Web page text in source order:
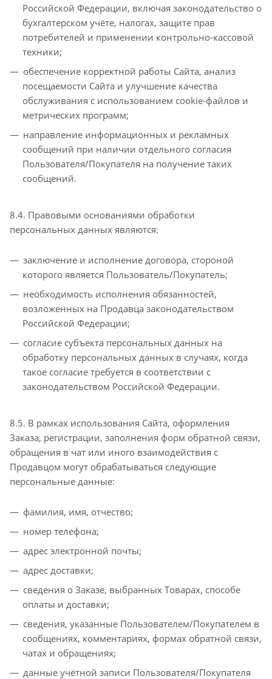
Российской Федерации, включая законодательство о
бухгалтерском учёте, налогах, защите прав
потребителей и применении контрольно-кассовой
техники;
обеспечение корректной работы Сайта, анализ
посещаемости Сайта и улучшение качества
обслуживания с использованием cookie-файлов и
метрических программ;
направление информационных и рекламных
сообщений при наличии отдельного согласия
Пользователя/Покупателя на получение таких
сообщений.
8.4. Правовыми основаниями обработки
персональных данных являются:
заключение и исполнение договора, стороной
которого является Пользователь/Покупатель;
необходимость исполнения обязанностей,
возложенных на Продавца законодательством
Российской Федерации;
согласие субъекта персональных данных на
обработку персональных данных в случаях, когда
такое согласие требуется в соответствии с
законодательством Российской Федерации.
8.5. В рамках использования Сайта, оформления
Заказа, регистрации, заполнения форм обратной связи,
обращения в чат или иного взаимодействия с
Продавцом могут обрабатываться следующие
персональные данные:
фамилия, имя, отчество;
номер телефона;
адрес электронной почты;
адрес доставки;
сведения о Заказе, выбранных Товарах, способе
оплаты и доставки;
сведения, указанные Пользователем/Покупателем в
сообщениях, комментариях, формах обратной связи,
чатах и обращениях;
данные учётной записи Пользователя/Покупателя